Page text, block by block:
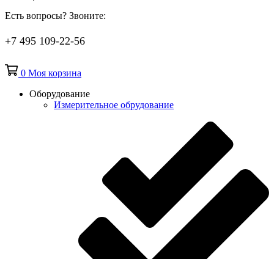
Есть вопросы? Звоните:
+7 495 109-22-56
0 Моя корзина
Оборудование
Измерительное обрудование